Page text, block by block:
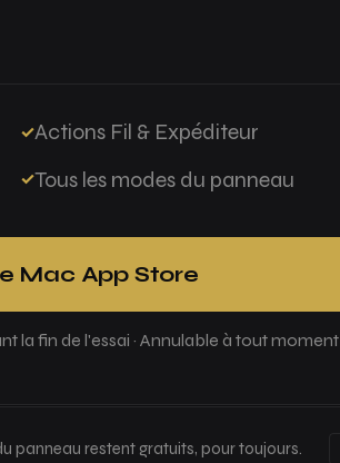
Actions Fil & Expéditeur
Tous les modes du panneau
Mac App Store
la fin de l'essai · Annulable à tout moment
panneau restent gratuits, pour toujours.